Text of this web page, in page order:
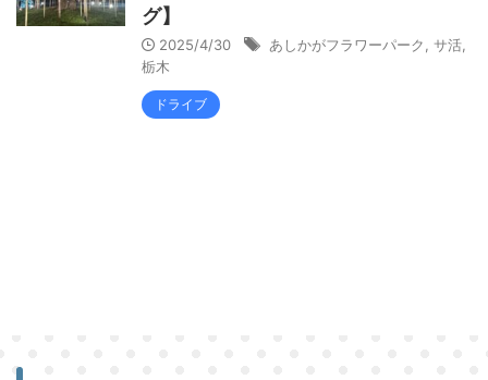
グ】
2025/4/30 あしかがフラワーパーク サ活
栃木
ドライブ